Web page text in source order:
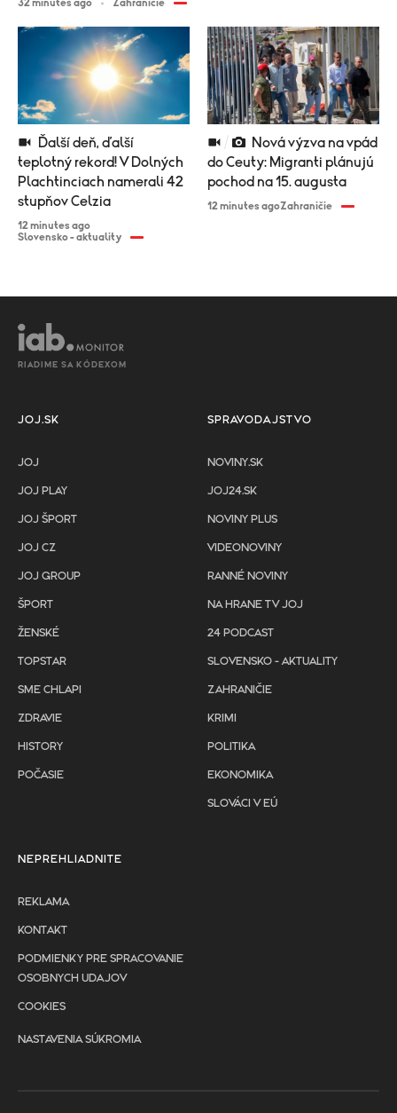
teplotný rekord! V Dolných
Plachtinciach namerali 42
stupňov Celzia
12 minutes ago
Slovensko - aktuality
do Ceuty: Migranti plánujú
pochod na 15. augusta
12 minutes agoZahraničie
32 minutes ago Zahraničie
RIADIME SA KÓDEXOM
JOJ.SK
JOJ
JOJ PLAY
JOJ ŠPORT
JOJ CZ
JOJ GROUP
ŠPORT
ŽENSKÉ
TOPSTAR
SME CHLAPI
ZDRAVIE
HISTORY
POČASIE
SPRAVODAJSTVO
NOVINY.SK
JOJ24.SK
NOVINY PLUS
VIDEONOVINY
RANNÉ NOVINY
NA HRANE TV JOJ
24 PODCAST
SLOVENSKO - AKTUALITY
ZAHRANIČIE
KRIMI
POLITIKA
EKONOMIKA
SLOVÁCI V EÚ
NEPREHLIADNITE
REKLAMA
KONTAKT
PODMIENKY PRE SPRACOVANIE
OSOBNYCH UDAJOV
COOKIES
NASTAVENIA SÚKROMIA